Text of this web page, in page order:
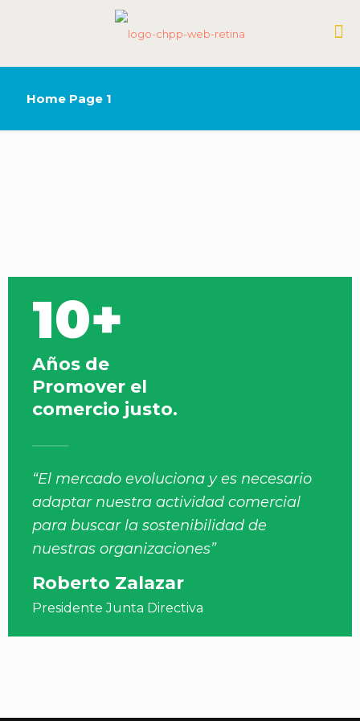
Home Page 1
10+
Años de
Promover el
comercio justo.
“El mercado evoluciona y es necesario
adaptar nuestra actividad comercial
para buscar la sostenibilidad de
nuestras organizaciones”
Roberto Zalazar
Presidente Junta Directiva